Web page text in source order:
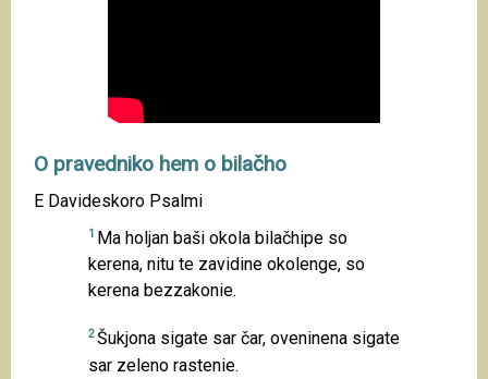
O pravedniko hem o bilačho
E Davideskoro Psalmi
1
Ma holjan baši okola bilačhipe so
kerena, nitu te zavidine okolenge, so
kerena bezzakonie.
2Šukjona sigate sar čar, oveninena sigate
sar zeleno rastenie.